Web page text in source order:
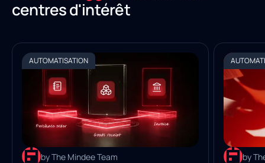
centres d'intérêt
AUTOMATISATION
by The Mindee Team by